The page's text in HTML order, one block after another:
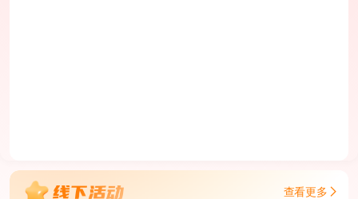
查看更多